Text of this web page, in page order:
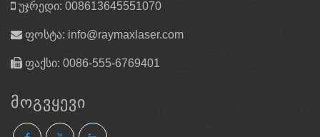
უჯრედი: 008613645551070
ფოსტა: info@raymaxlaser.com
ფაქსი: 0086-555-6769401
ᲛᲝᲒᲕᲧᲔᲕᲘ